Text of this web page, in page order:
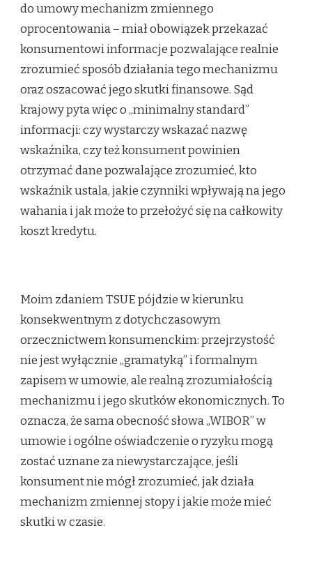
do umowy mechanizm zmiennego
oprocentowania – miał obowiązek przekazać
konsumentowi informacje pozwalające realnie
zrozumieć sposób działania tego mechanizmu
oraz oszacować jego skutki finansowe. Sąd
krajowy pyta więc o „minimalny standard”
informacji: czy wystarczy wskazać nazwę
wskaźnika, czy też konsument powinien
otrzymać dane pozwalające zrozumieć, kto
wskaźnik ustala, jakie czynniki wpływają na jego
wahania i jak może to przełożyć się na całkowity
koszt kredytu.
Moim zdaniem TSUE pójdzie w kierunku
konsekwentnym z dotychczasowym
orzecznictwem konsumenckim: przejrzystość
nie jest wyłącznie „gramatyką” i formalnym
zapisem w umowie, ale realną zrozumiałością
mechanizmu i jego skutków ekonomicznych. To
oznacza, że sama obecność słowa „WIBOR” w
umowie i ogólne oświadczenie o ryzyku mogą
zostać uznane za niewystarczające, jeśli
konsument nie mógł zrozumieć, jak działa
mechanizm zmiennej stopy i jakie może mieć
skutki w czasie.